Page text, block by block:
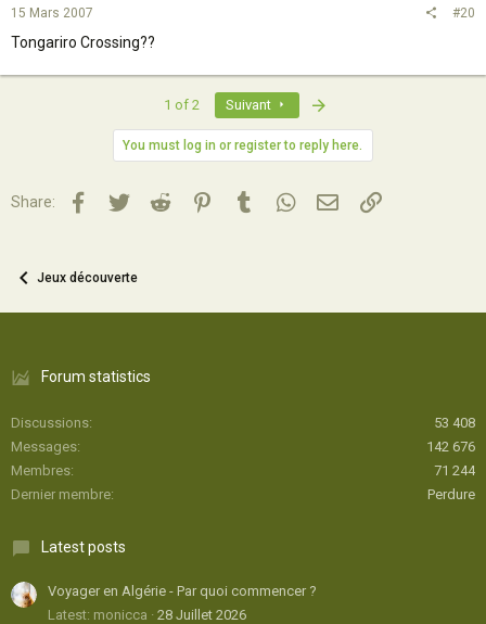
15 Mars 2007 #20
Tongariro Crossing??
1 of 2 Suivant
You must log in or register to reply here.
Share: Facebook
TwitterReddit PinterestTumblrWhatsApp
Email Lien
Jeux découverte
Forum statistics
Discussions
53 408
Messages
142 676
Membres
71 244
Dernier membre
Perdure
Latest posts
Voyager en Algérie - Par quoi commencer ?
Latest: monicca
28 Juillet 2026